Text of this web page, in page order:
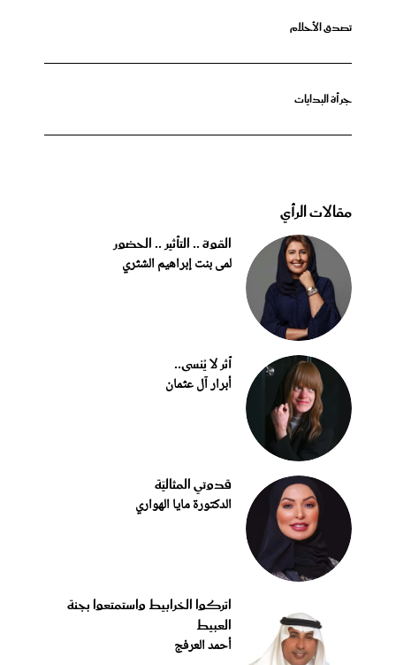
تصدق الأحلام
جرأة البدايات
مقالات الرأي
القوة .. التأثير .. الحضور
لمى بنت إبراهيم الشثري
أثر لا يُنسى..
أبرار آل عثمان
قدوتي المثاليّة
الدكتورة مايا الهواري
اتركوا الخرابيط واستمتعوا بجنة
العبيط
أحمد العرفج